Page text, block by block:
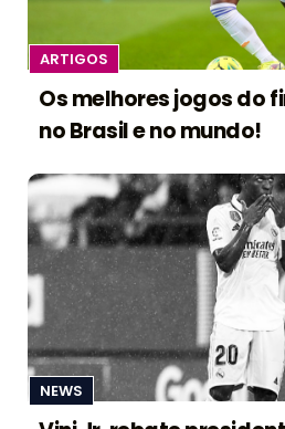
ARTIGOS
Os melhores jogos do
no Brasil e no mundo!
NEWS